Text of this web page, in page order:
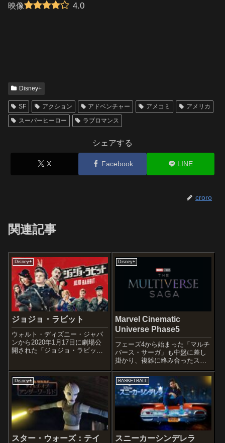
映像 4.0
Disney+
SF アクション アドベンチャー アメコミ
アメリカ
スーパーヒーロー
ラブロマンス
シェアする
X Facebook LINE
croro
関連記事
Disney+
ジョジョ・ラビット
ウォルト・ディズニー・ジャパ
ンから2020年1月17日に劇場公
開された「ジョジョ・ラビッ
Skies』を原作にした、第二次世
界大戦中を舞台としたコメディ
作品です。第92回アカデミー...
Disney+
Marvel Cinematic
Universe Phase5
フェーズ4から始まった「マルチ
バース・サーガ」も中盤に差し
掛かり、複雑に絡み合ったスト
ーリー展開は大きな岐路に！！
MCUファンとDisney＋会員以外
を完全に置いてけぼりにしなが
らも突き進んでいますw以下、フ
ェーズ5の感想記事一覧です。
『ア...
Disney+
スター・ウォーズ：テイ
BASKETBALL
スニーカーシンデレラ